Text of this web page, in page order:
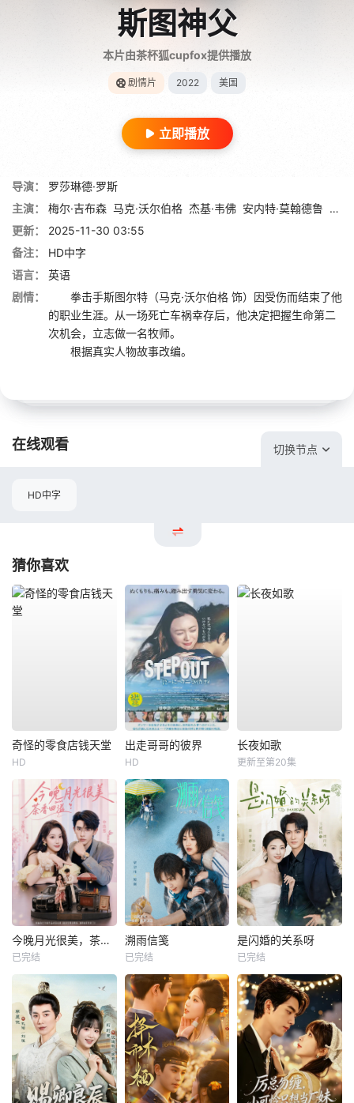
斯图神父
本片由茶杯狐cupfox提供播放
剧情片 2022 美国
立即播放
导演：
罗莎琳德·罗斯
主演：
梅尔·吉布森 马克·沃尔伯格 杰基·韦佛 安内特·莫翰德鲁 特蕾
更新：
2025-11-30 03:55
备注：
HD中字
语言：
英语
剧情：
拳击手斯图尔特（马克·沃尔伯格 饰）因受伤而结束了他
的职业生涯。从一场死亡车祸幸存后，他决定把握生命第二
次机会，立志做一名牧师。
根据真实人物故事改编。
在线观看 切换节点
HD中字
猜你喜欢
奇怪的零食店钱天堂
HD
出走哥哥的彼界
HD
长夜如歌
更新至第20集
今晚月光很美，茶香四溢
已完结
溯雨信笺
已完结
是闪婚的关系呀
已完结